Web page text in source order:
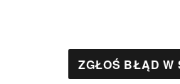
ZGŁOŚ BŁĄD W